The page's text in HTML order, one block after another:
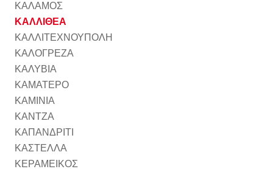
ΚΑΛΑΜΟΣ
ΚΑΛΛΙΘΕΑ
ΚΑΛΛΙΤΕΧΝΟΥΠΟΛΗ
ΚΑΛΟΓΡΕΖΑ
ΚΑΛΥΒΙΑ
ΚΑΜΑΤΕΡΟ
ΚΑΜΙΝΙΑ
ΚΑΝΤΖΑ
ΚΑΠΑΝΔΡΙΤΙ
ΚΑΣΤΕΛΛΑ
ΚΕΡΑΜΕΙΚΟΣ